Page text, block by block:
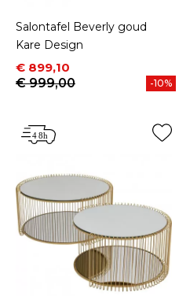
Salontafel Beverly goud
Kare Design
Prijs
€ 899,10
Normale prijs
€ 999,00
-10%